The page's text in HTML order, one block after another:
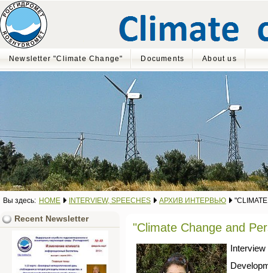
Newsletter "Climate Change" Documents About us
Вы здесь: HOME INTERVIEW, SPEECHES АРХИВ ИНТЕРВЬЮ
"Climate Change and
Recent Newsletter